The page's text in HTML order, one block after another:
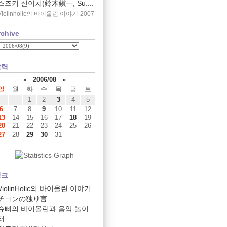
즈키 신이치(鈴木鎭一, Su....
의 바이올린 이야기 2007
«
2006/08
»
월 화 수 목 금
토
1
2 3 4
5
6
7 8 9 10 11
12
14 15 16 17 18
19
21 22 23 24 25
26
28 29 30 31
의 바이올린 이야기.
ヨンの独り言.
삐의 바이올린과 음악 놀이
.